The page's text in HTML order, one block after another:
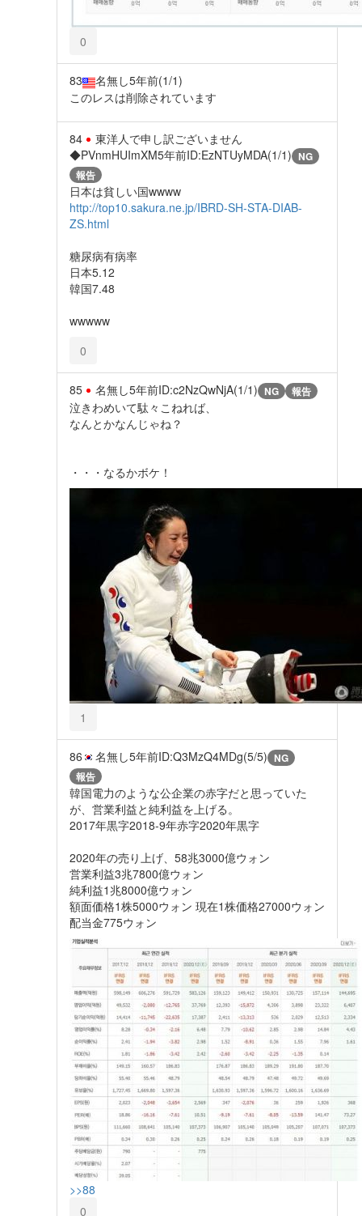
0
83 名無し5年前(1/1)
このレスは削除されています
84
東洋人で申し訳ございません
◆PVnmHUImXM5年前ID:EzNTUyMDA(1/1) NG
報告
日本は貧しい国wwww
http://top10.sakura.ne.jp/IBRD-SH-STA-DIAB-
ZS.html
糖尿病有病率
日本5.12
韓国7.48
wwwww
0
85 名無し5年前ID:c2NzQwNjA(1/1) NG 報告
泣きわめいて駄々こねれば、
なんとかなんじゃね？
・・・なるかボケ！
1
86 名無し5年前ID:Q3MzQ4MDg(5/5) NG
報告
韓国電力のような公企業の赤字だと思っていた
が、営業利益と純利益を上げる。
2017年黒字2018-9年赤字2020年黒字
2020年の売り上げ、58兆3000億ウォン
営業利益3兆7800億ウォン
純利益1兆8000億ウォン
額面価格1株5000ウォン 現在1株価格27000ウォン
配当金775ウォン
>>88
0